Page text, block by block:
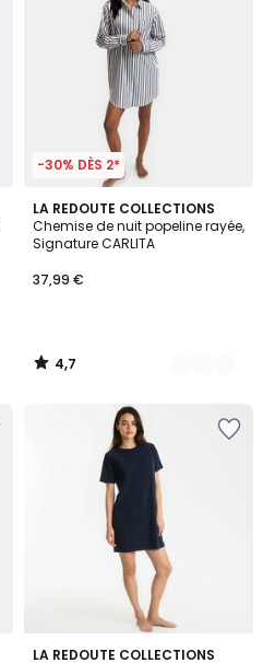
-30% DÈS 2*
LA REDOUTE COLLECTIONS
Chemise de nuit popeline rayée,
Signature CARLITA
37,99 €
4,7
/ 5
2
Couleurs
4,7
/
LA REDOUTE COLLECTIONS
5
2